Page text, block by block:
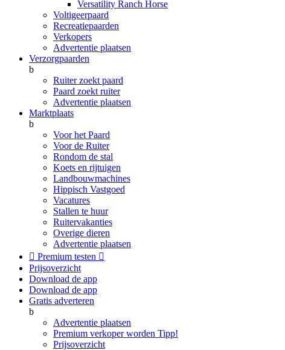
Versatility Ranch Horse
Voltigeerpaard
Recreatiepaarden
Verkopers
Advertentie plaatsen
Verzorgpaarden
b
Ruiter zoekt paard
Paard zoekt ruiter
Advertentie plaatsen
Marktplaats
b
Voor het Paard
Voor de Ruiter
Rondom de stal
Koets en rijtuigen
Landbouwmachines
Hippisch Vastgoed
Vacatures
Stallen te huur
Ruitervakanties
Overige dieren
Advertentie plaatsen
 Premium testen 
Prijsoverzicht
Download de app
Download de app
Gratis adverteren
b
Advertentie plaatsen
Premium verkoper worden Tipp!
Prijsoverzicht